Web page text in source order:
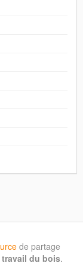
de partage
travail du bois.